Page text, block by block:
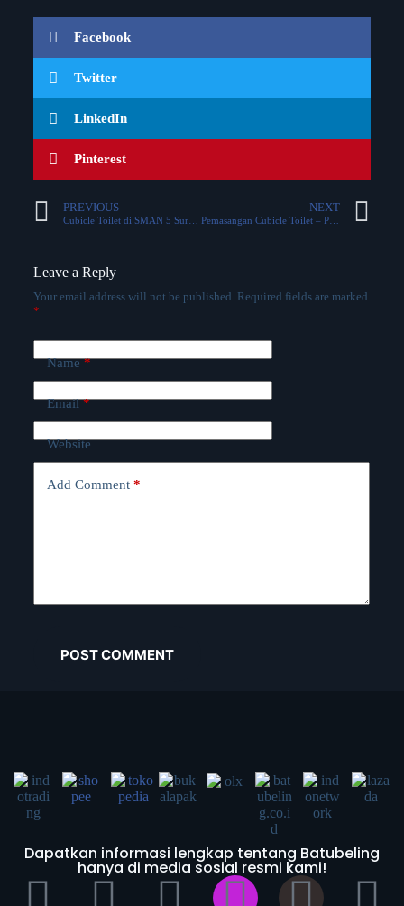
Facebook
Twitter
LinkedIn
Pinterest
PREVIOUS
Cubicle Toilet di SMAN 5 Surabaya
NEXT
Leave a Reply
Your email address will not be published. Required fields are marked
*
Name*
Email*
Website
Add Comment*
POST COMMENT
Dapatkan informasi lengkap tentang Batubeling
hanya di media sosial resmi kami!